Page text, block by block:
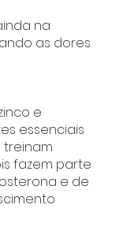
na
as dores
e
essenciais
treinam
fazem parte
e de